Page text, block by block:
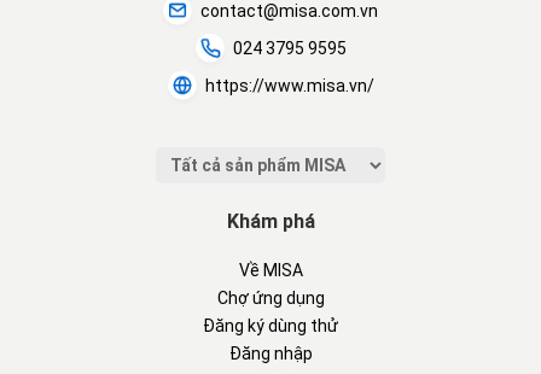
contact@misa.com.vn
024 3795 9595
https://www.misa.vn/
Khám phá
Về MISA
Chợ ứng dụng
Đăng ký dùng thử
Đăng nhập